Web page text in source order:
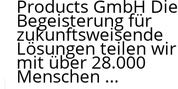
Products GmbH Die
Begeisterung für
zukunftsweisende
Lösungen teilen wir
mit über 28.000
Menschen ...